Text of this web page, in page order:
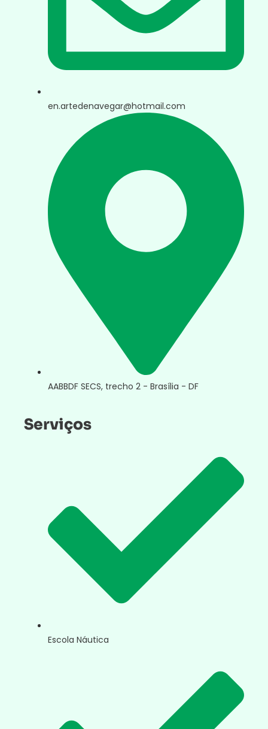
en.artedenavegar@hotmail.com
AABBDF SECS, trecho 2 - Brasília - DF
Serviços
Escola Náutica